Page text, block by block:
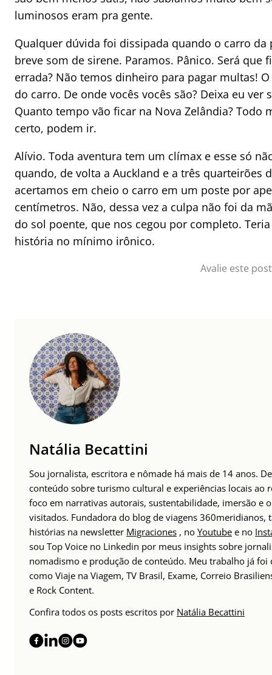
luminosos eram pra gente.
Qualquer dúvida foi dissipada quando o carro
breve som de sirene. Paramos. Pânico. Será que
errada? Não temos dinheiro para pagar multas!
do carro. De onde vocês vocês são? Deixa eu ver
Quanto tempo vão ficar na Nova Zelândia? Todo
certo, podem ir.
Alívio. Toda aventura tem um clímax e esse só
quando, de volta a Auckland e a três quarteirões
acertamos em cheio o carro em um poste por
centímetros. Não, dessa vez a culpa não foi da
do sol poente, que nos cegou por completo.
história no mínimo irônico.
Avalie este post
Natália Becattini
Sou jornalista, escritora e nômade há mais de 14 anos.
conteúdo sobre turismo cultural e experiências locais ao
foco em narrativas autorais, sustentabilidade, imersão e
visitados. Fundadora do blog de viagens
histórias na newsletter Migraciones , no Youtube e no
sou Top Voice no Linkedin por meus insights sobre
nomadismo e produção de conteúdo. Meu trabalho já foi
como Viaje na Viagem, TV Brasil, Exame, Correio
e Rock Content.
Confira todos os posts escritos por Natália Becattini